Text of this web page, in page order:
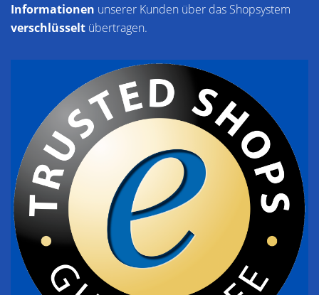
Informationen unserer Kunden über das Shopsystem
verschlüsselt übertragen.